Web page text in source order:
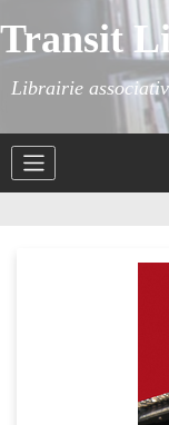
Transit
Librairie